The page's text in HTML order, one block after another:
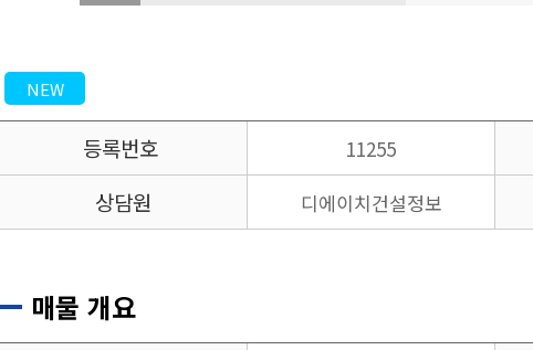
NEW
등록번호 11255
상담원 디에이치건설정보
매물 개요